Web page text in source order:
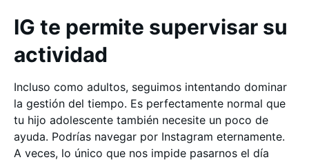
IG te permite supervisar su
actividad
Incluso como adultos, seguimos intentando dominar
la gestión del tiempo. Es perfectamente normal que
tu hijo adolescente también necesite un poco de
ayuda. Podrías navegar por Instagram eternamente.
A veces, lo único que nos impide pasarnos el día